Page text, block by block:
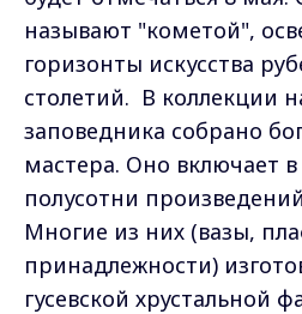
называют "кометой",
горизонты искусства
столетий. В коллекции
заповедника собрано
мастера. Оно включает в
полусотни
Многие из них (вазы,
принадлежности)
гусевской хрустальной